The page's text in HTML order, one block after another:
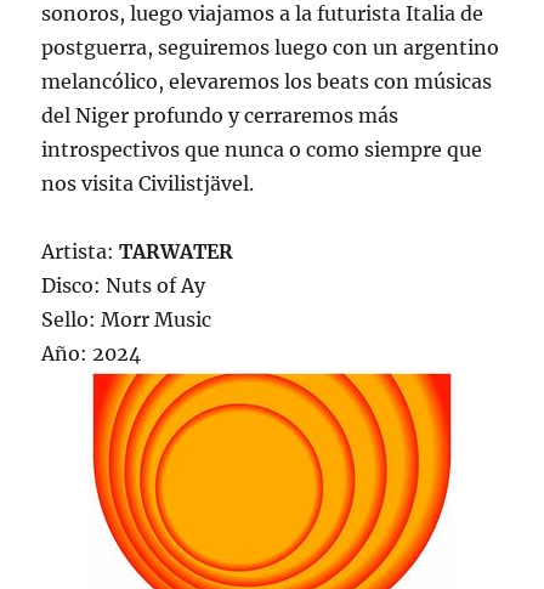
sonoros, luego viajamos a la futurista Italia de
postguerra, seguiremos luego con un argentino
melancólico, elevaremos los beats con músicas
del Niger profundo y cerraremos más
introspectivos que nunca o como siempre que
nos visita Civilistjävel.
Artista:TARWATER
Disco: Nuts of Ay
Sello: Morr Music
Año: 2024